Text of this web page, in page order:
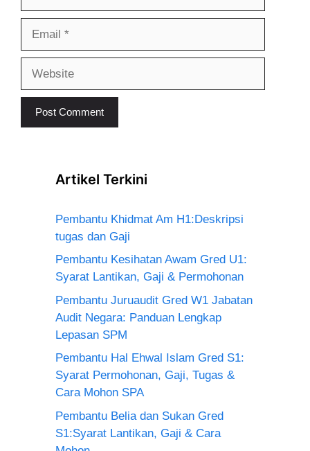
Artikel Terkini
Pembantu Khidmat Am H1:Deskripsi
tugas dan Gaji
Pembantu Kesihatan Awam Gred U1:
Syarat Lantikan, Gaji & Permohonan
Pembantu Juruaudit Gred W1 Jabatan
Audit Negara: Panduan Lengkap
Lepasan SPM
Pembantu Hal Ehwal Islam Gred S1:
Syarat Permohonan, Gaji, Tugas &
Cara Mohon SPA
Pembantu Belia dan Sukan Gred
S1:Syarat Lantikan, Gaji & Cara